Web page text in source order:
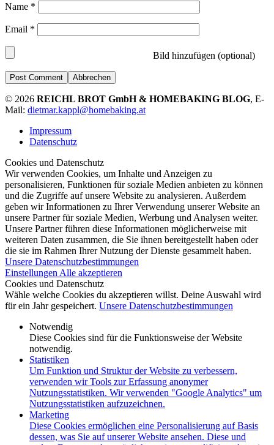
Name *
Email *
Bild hinzufügen (optional)
Abbrechen
© 2026 REICHL BROT GmbH & HOMEBAKING BLOG, E-
Mail: dietmar.kappl@homebaking.at
Impressum
Datenschutz
Cookies und Datenschutz
Wir verwenden Cookies, um Inhalte und Anzeigen zu
personalisieren, Funktionen für soziale Medien anbieten zu können
und die Zugriffe auf unsere Website zu analysieren. Außerdem
geben wir Informationen zu Ihrer Verwendung unserer Website an
unsere Partner für soziale Medien, Werbung und Analysen weiter.
Unsere Partner führen diese Informationen möglicherweise mit
weiteren Daten zusammen, die Sie ihnen bereitgestellt haben oder
die sie im Rahmen Ihrer Nutzung der Dienste gesammelt haben.
Unsere Datenschutzbestimmungen
Einstellungen Alle akzeptieren
Cookies und Datenschutz
Wähle welche Cookies du akzeptieren willst. Deine Auswahl wird
für ein Jahr gespeichert. Unsere Datenschutzbestimmungen
Notwendig
Diese Cookies sind für die Funktionsweise der Website
notwendig.
Statistiken
Um Funktion und Struktur der Website zu verbessern,
verwenden wir Tools zur Erfassung anonymer
Nutzungsstatistiken. Wir verwenden "Google Analytics" um
Nutzungsstatistiken aufzuzeichnen.
Marketing
Diese Cookies ermöglichen eine Personalisierung auf Basis
dessen, was Sie auf unserer Website ansehen. Diese und